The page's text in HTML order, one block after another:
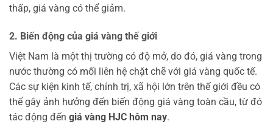
thấp, giá vàng có thể giảm.
2. Biến động của giá vàng thế giới
Việt Nam là một thị trường có độ mở, do đó, giá vàng trong
nước thường có mối liên hệ chặt chẽ với giá vàng quốc tế.
Các sự kiện kinh tế, chính trị, xã hội lớn trên thế giới đều có
thể gây ảnh hưởng đến biến động giá vàng toàn cầu, từ đó
tác động đến giá vàng HJC hôm nay.